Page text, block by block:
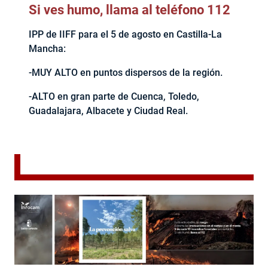
Si ves humo, llama al teléfono 112
IPP de IIFF para el 5 de agosto en Castilla-La
Mancha:
-MUY ALTO en puntos dispersos de la región.
-ALTO en gran parte de Cuenca, Toledo,
Guadalajara, Albacete y Ciudad Real.